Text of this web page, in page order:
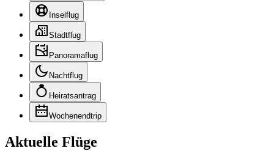
Inselflug
Stadtflug
Panoramaflug
Nachtflug
Heiratsantrag
Wochenendtrip
Aktuelle Flüge